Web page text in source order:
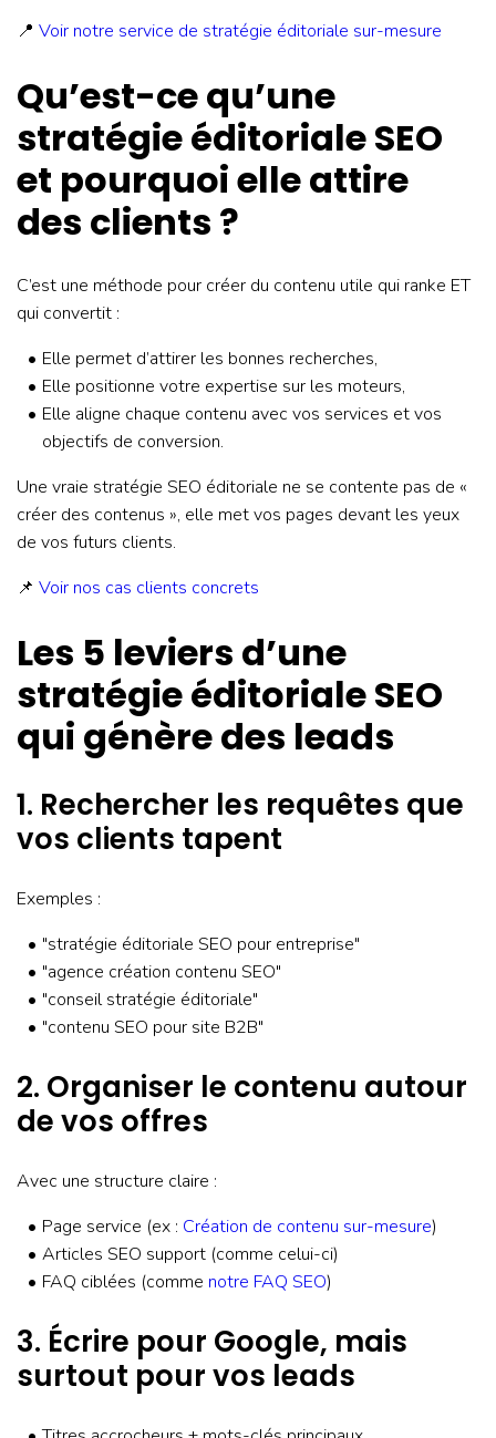
📍 Voir notre service de stratégie éditoriale sur-mesure
Qu’est-ce qu’une
stratégie éditoriale SEO
et pourquoi elle attire
des clients ?
C’est une méthode pour créer du contenu utile qui ranke ET
qui convertit :
Elle permet d’attirer les bonnes recherches,
Elle positionne votre expertise sur les moteurs,
Elle aligne chaque contenu avec vos services et vos
objectifs de conversion.
Une vraie stratégie SEO éditoriale ne se contente pas de «
créer des contenus », elle met vos pages devant les yeux
de vos futurs clients.
📌 Voir nos cas clients concrets
Les 5 leviers d’une
stratégie éditoriale SEO
qui génère des leads
1. Rechercher les requêtes que
vos clients tapent
Exemples :
"stratégie éditoriale SEO pour entreprise"
"agence création contenu SEO"
"conseil stratégie éditoriale"
"contenu SEO pour site B2B"
2. Organiser le contenu autour
de vos offres
Avec une structure claire :
Page service (ex : Création de contenu sur-mesure)
Articles SEO support (comme celui-ci)
FAQ ciblées (comme notre FAQ SEO)
3. Écrire pour Google, mais
surtout pour vos leads